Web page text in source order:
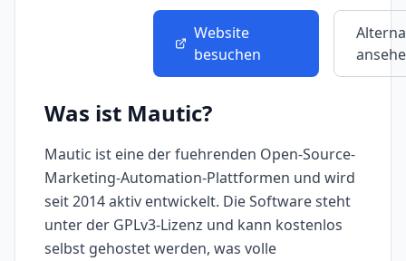
Website
besuchen
Was ist Mautic?
Mautic ist eine der fuehrenden Open-Source-
Marketing-Automation-Plattformen und wird
seit 2014 aktiv entwickelt. Die Software steht
unter der GPLv3-Lizenz und kann kostenlos
selbst gehostet werden, was volle